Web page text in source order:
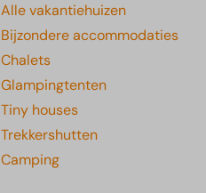
Alle vakantiehuizen
Bijzondere accommodaties
Chalets
Glampingtenten
Tiny houses
Trekkershutten
Camping